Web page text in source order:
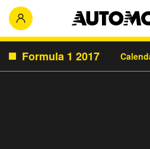
Formula 1 2017